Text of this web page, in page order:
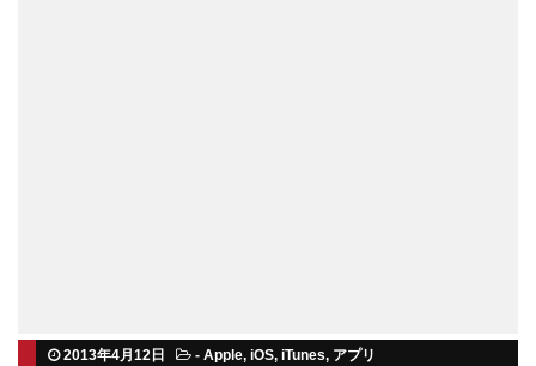
2013年4月12日 - Apple, iOS, iTunes, アプリ